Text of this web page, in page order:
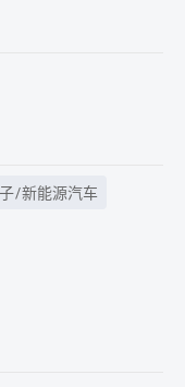
/新能源汽车